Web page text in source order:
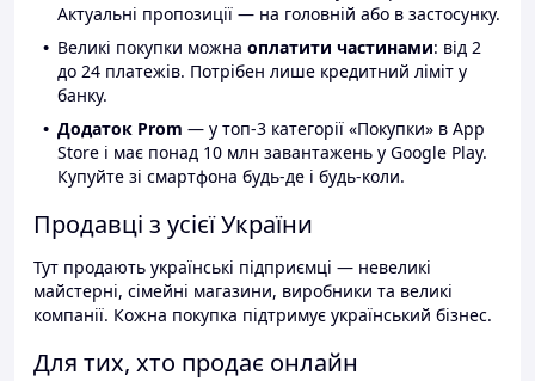
Актуальні пропозиції — на головній або в застосунку.
Великі покупки можна оплатити частинами: від 2
до 24 платежів. Потрібен лише кредитний ліміт у
банку.
Додаток Prom — у топ-3 категорії «Покупки» в App
Store і має понад 10 млн завантажень у Google Play.
Купуйте зі смартфона будь-де і будь-коли.
Продавці з усієї України
Тут продають українські підприємці — невеликі
майстерні, сімейні магазини, виробники та великі
компанії. Кожна покупка підтримує український бізнес.
Для тих, хто продає онлайн